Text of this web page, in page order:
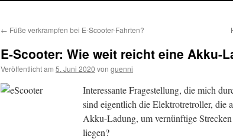
← Füße verkrampfen bei E-Scooter-Fahrten?
E-Scooter: Wie weit reicht eine Akku-
Veröffentlicht am 5. Juni 2020 von guenni
Interessante Fragestellung, die mich
sind eigentlich die Elektrotretroller, die
Akku-Ladung, um vernünftige
liegen?